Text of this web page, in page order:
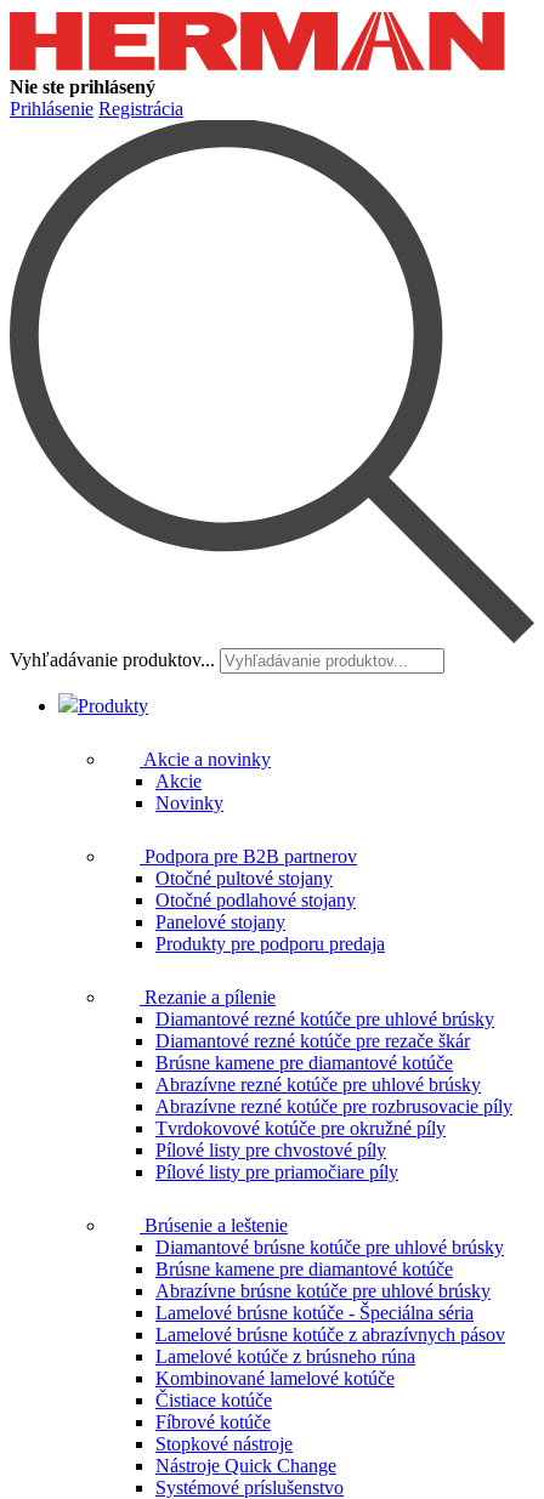
Nie ste prihlásený
Prihlásenie Registrácia
Vyhľadávanie produktov...
Produkty
Akcie a novinky
Akcie
Novinky
Podpora pre B2B partnerov
Otočné pultové stojany
Otočné podlahové stojany
Panelové stojany
Produkty pre podporu predaja
Rezanie a pílenie
Diamantové rezné kotúče pre uhlové brúsky
Diamantové rezné kotúče pre rezače škár
Brúsne kamene pre diamantové kotúče
Abrazívne rezné kotúče pre uhlové brúsky
Abrazívne rezné kotúče pre rozbrusovacie píly
Tvrdokovové kotúče pre okružné píly
Pílové listy pre chvostové píly
Pílové listy pre priamočiare píly
Brúsenie a leštenie
Diamantové brúsne kotúče pre uhlové brúsky
Brúsne kamene pre diamantové kotúče
Abrazívne brúsne kotúče pre uhlové brúsky
Lamelové brúsne kotúče - Špeciálna séria
Lamelové brúsne kotúče z abrazívnych pásov
Lamelové kotúče z brúsneho rúna
Kombinované lamelové kotúče
Čistiace kotúče
Fíbrové kotúče
Stopkové nástroje
Nástroje Quick Change
Systémové príslušenstvo